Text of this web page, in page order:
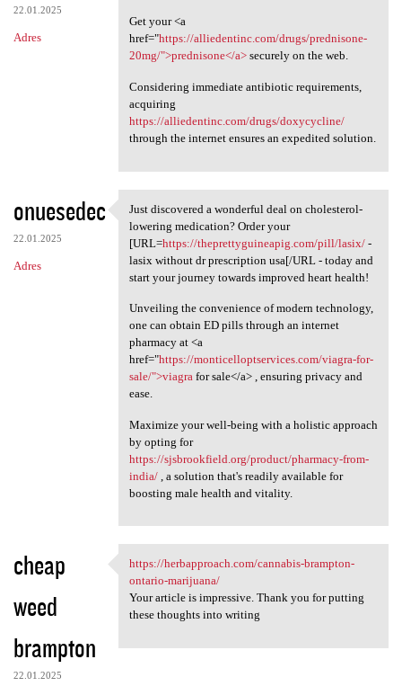
22.01.2025
Adres
Get your <a
href="https://alliedentinc.com/drugs/prednisone-
20mg/">prednisone</a>securely on the web.
Considering immediate antibiotic requirements,
acquiring
https://alliedentinc.com/drugs/doxycycline/
through the internet ensures an expedited solution.
onuesedec
22.01.2025
Adres
Just discovered a wonderful
Just discovered a wonderful deal on cholesterol-
lowering medication? Order your
[URL=https://theprettyguineapig.com/pill/lasix/-
lasix without dr prescription usa[/URL - today and
start your journey towards improved heart health!
Unveiling the convenience of modern technology,
one can obtain ED pills through an internet
pharmacy at <a
href="https://monticelloptservices.com/viagra-for-
sale/">viagrafor sale</a> , ensuring privacy and
ease.
Maximize your well-being with a holistic approach
by opting for
https://sjsbrookfield.org/product/pharmacy-from-
india/, a solution that's readily available for
boosting male health and vitality.
cheap
weed
brampton
22.01.2025
https://herbapproach.com
https://herbapproach.com/cannabis-brampton-
ontario-marijuana/
Your article is impressive. Thank you for putting
these thoughts into writing